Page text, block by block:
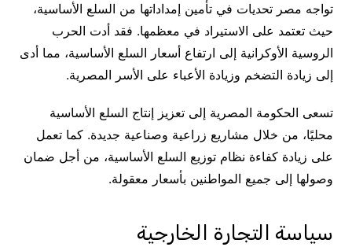
تواجه مصر تحديات في تأمين إمداداتها من السلع الأساسية،
حيث تعتمد على الاستيراد في معظمها. فقد أدت الحرب
الروسية الأوكرانية إلى ارتفاع أسعار السلع الأساسية، مما أدى
إلى زيادة التضخم وزيادة الأعباء على الأسر المصرية.
تسعى الحكومة المصرية إلى تعزيز إنتاج السلع الأساسية
محليًا، من خلال مشاريع زراعية وصناعية جديدة. كما تعمل
على زيادة كفاءة نظام توزيع السلع الأساسية، من أجل ضمان
وصولها إلى جميع المواطنين بأسعار معقولة.
سياسة التجارة الخارجية